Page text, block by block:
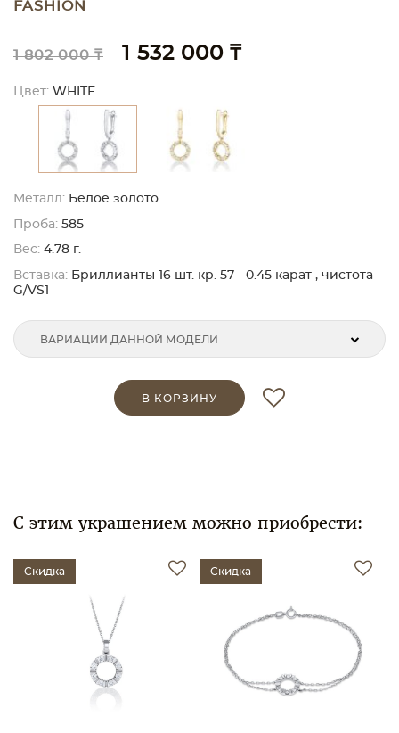
FASHION
1 802 000 ₸ 1 532 000 ₸
Цвет: WHITE
Металл: Белое золото
Проба: 585
Вес: 4.78 г.
Вставка: Бриллианты 16 шт. кр. 57 - 0.45 карат , чистота -
G/VS1
ВАРИАЦИИ ДАННОЙ МОДЕЛИ
В КОРЗИНУ
С этим украшением можно приобрести:
Скидка Скидка